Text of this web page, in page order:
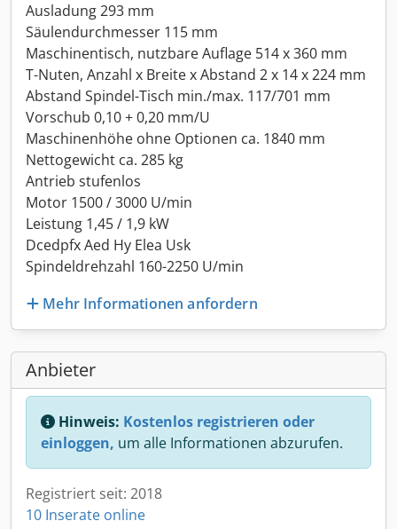
Ausladung 293 mm
Säulendurchmesser 115 mm
Maschinentisch, nutzbare Auflage 514 x 360 mm
T-Nuten, Anzahl x Breite x Abstand 2 x 14 x 224 mm
Abstand Spindel-Tisch min./max. 117/701 mm
Vorschub 0,10 + 0,20 mm/U
Maschinenhöhe ohne Optionen ca. 1840 mm
Nettogewicht ca. 285 kg
Antrieb stufenlos
Motor 1500 / 3000 U/min
Leistung 1,45 / 1,9 kW
Dcedpfx Aed Hy Elea Usk
Spindeldrehzahl 160-2250 U/min
Mehr Informationen anfordern
Anbieter
Hinweis: Kostenlos registrieren oder
einloggen, um alle Informationen abzurufen.
Registriert seit: 2018
10 Inserate online